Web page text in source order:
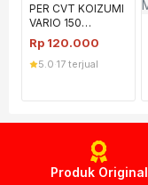
PER CVT KOIZUMI
VARIO 150
1500RPM
Rp 120.000
5.0 17 terjual
Produk Original